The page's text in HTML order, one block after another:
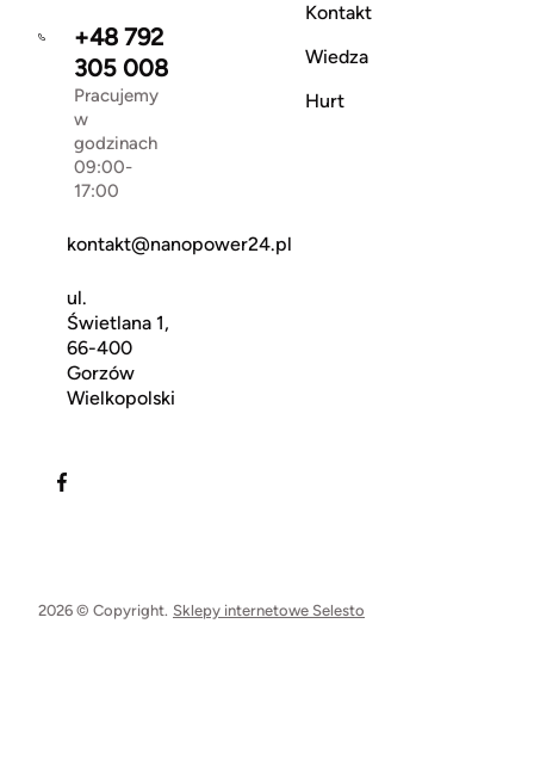
+48 792
305 008
Pracujemy
w
godzinach
09:00-
17:00
kontakt@nanopower24.pl
ul.
Świetlana 1,
66-400
Gorzów
Wielkopolski
Kontakt
Wiedza
Hurt
2026 © Copyright. Sklepy internetowe Selesto